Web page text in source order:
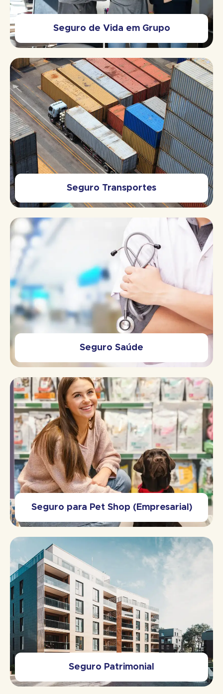
Seguro de Vida em Grupo
Seguro Transportes
Seguro Saúde
Seguro para Pet Shop (Empresarial)
Seguro Patrimonial